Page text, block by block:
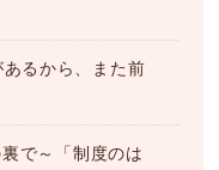
るから、また前
で～「制度のは